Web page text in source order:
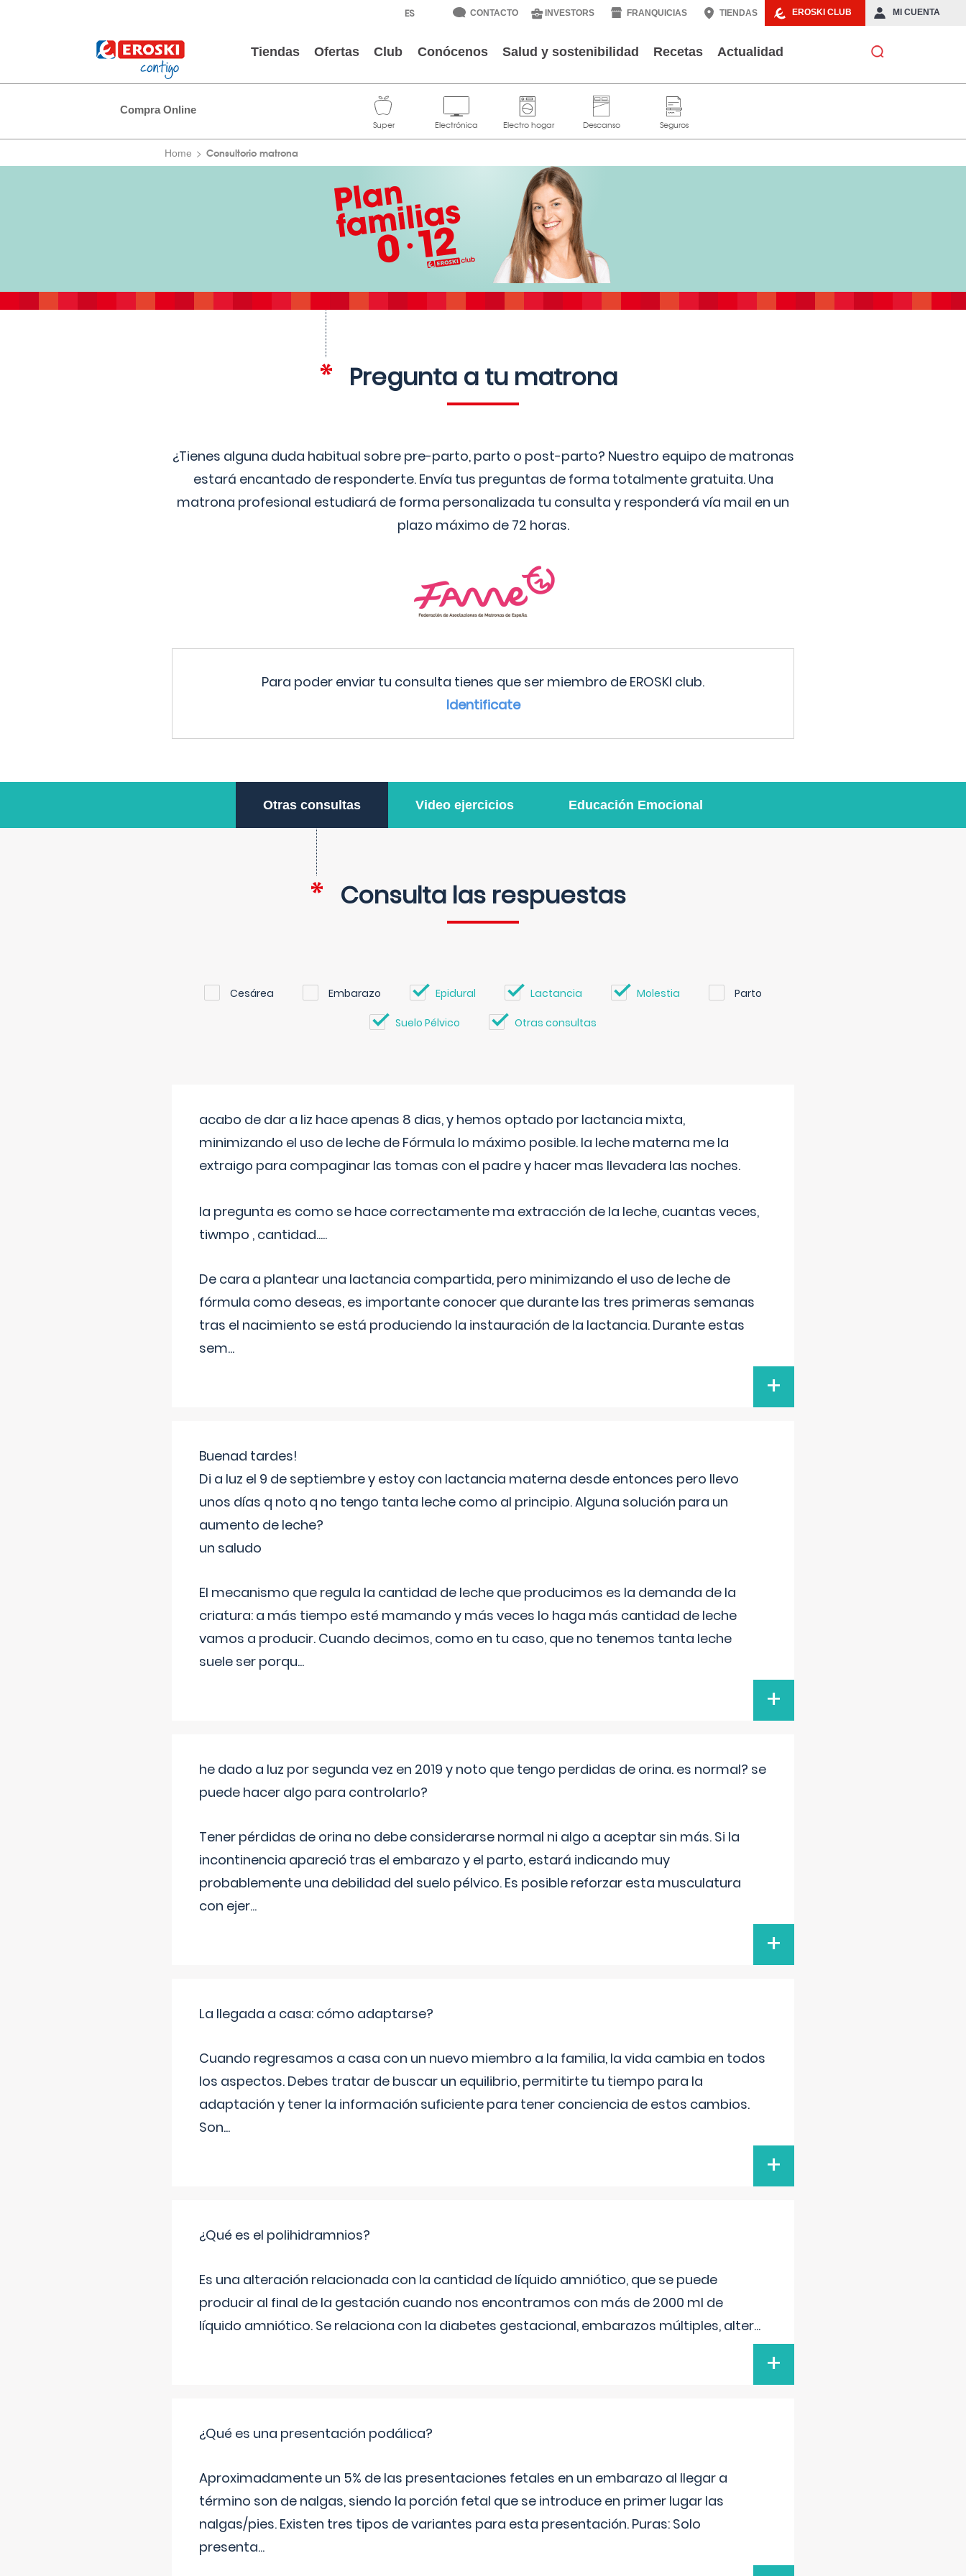
EROSKI CLUB MI CUENTA
CONTACTO INVESTORS FRANQUICIAS TIENDAS
Tiendas Ofertas Club Conócenos Salud y sostenibilidad Recetas Actualidad
Compra Online
Home Consultorio matrona
Pregunta a tu matrona
¿Tienes alguna duda habitual sobre pre-parto, parto o post-parto? Nuestro equipo de matronas
estará encantado de responderte. Envía tus preguntas de forma totalmente gratuita. Una
matrona profesional estudiará de forma personalizada tu consulta y responderá vía mail en un
plazo máximo de 72 horas.
Para poder enviar tu consulta tienes que ser miembro de EROSKI club.
Identificate
Otras consultas Video ejercicios Educación Emocional
Consulta las respuestas
Cesárea Embarazo Epidural Lactancia Molestia Parto
Suelo Pélvico Otras consultas
acabo de dar a liz hace apenas 8 dias, y hemos optado por lactancia mixta,
minimizando el uso de leche de Fórmula lo máximo posible. la leche materna me la
extraigo para compaginar las tomas con el padre y hacer mas llevadera las noches.
la pregunta es como se hace correctamente ma extracción de la leche, cuantas veces,
tiwmpo , cantidad.....
De cara a plantear una lactancia compartida, pero minimizando el uso de leche de
fórmula como deseas, es importante conocer que durante las tres primeras semanas
tras el nacimiento se está produciendo la instauración de la lactancia. Durante estas
sem...
+
Buenad tardes!
Di a luz el 9 de septiembre y estoy con lactancia materna desde entonces pero llevo
unos días q noto q no tengo tanta leche como al principio. Alguna solución para un
aumento de leche?
un saludo
El mecanismo que regula la cantidad de leche que producimos es la demanda de la
criatura: a más tiempo esté mamando y más veces lo haga más cantidad de leche
vamos a producir. Cuando decimos, como en tu caso, que no tenemos tanta leche
suele ser porqu...
+
he dado a luz por segunda vez en 2019 y noto que tengo perdidas de orina. es normal? se
puede hacer algo para controlarlo?
Tener pérdidas de orina no debe considerarse normal ni algo a aceptar sin más. Si la
incontinencia apareció tras el embarazo y el parto, estará indicando muy
probablemente una debilidad del suelo pélvico. Es posible reforzar esta musculatura
con ejer...
+
La llegada a casa: cómo adaptarse?
Cuando regresamos a casa con un nuevo miembro a la familia, la vida cambia en todos
los aspectos. Debes tratar de buscar un equilibrio, permitirte tu tiempo para la
adaptación y tener la información suficiente para tener conciencia de estos cambios.
Son...
+
¿Qué es el polihidramnios?
Es una alteración relacionada con la cantidad de líquido amniótico, que se puede
producir al final de la gestación cuando nos encontramos con más de 2000 ml de
líquido amniótico. Se relaciona con la diabetes gestacional, embarazos múltiples, alter...
+
¿Qué es una presentación podálica?
Aproximadamente un 5% de las presentaciones fetales en un embarazo al llegar a
término son de nalgas, siendo la porción fetal que se introduce en primer lugar las
nalgas/pies. Existen tres tipos de variantes para esta presentación. Puras: Solo
presenta...